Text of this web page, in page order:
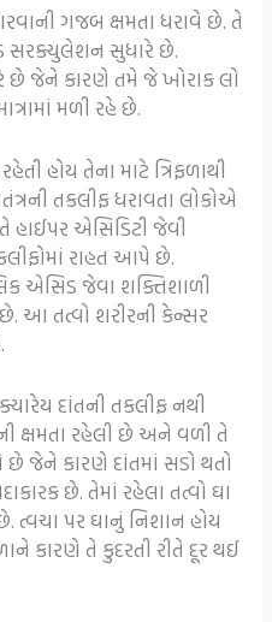
ગજબ ક્ષમતા ધરાવે છે. તે
સુધારે છે.
છે જેને કારણે તમે જે ખોરાક લો
મળી રહે છે.
હોય તેના માટે ત્રિફળાથી
તકલીફ ધરાવતા લોકોએ
હાઈપર એસિડિટી જેવી
રાહત આપે છે.
એસિડ જેવા શક્તિશાળી
આ તત્વો શરીરની કેન્સર
દાંતની તકલીફ નથી
ક્ષમતા રહેલી છે અને વળી તે
જેને કારણે દાંતમાં સડો થતો
છે. તેમાં રહેલા તત્વો ઘા
પર ઘાનું નિશાન હોય
કારણે તે કુદરતી રીતે દૂર થઈ